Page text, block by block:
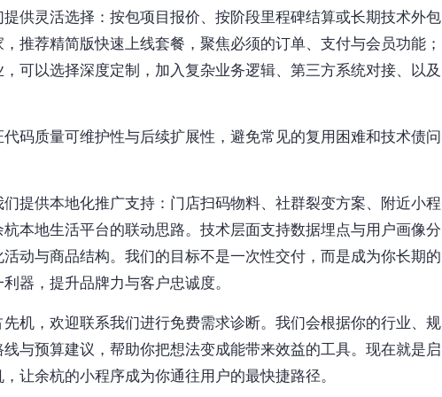
供灵活选择：按包项目报价、按阶段里程碑结算或长期技术外包
推荐精简版快速上线套餐，聚焦必须的订单、支付与会员功能；
可以选择深度定制，加入复杂业务逻辑、第三方系统对接、以及
码质量可维护性与后续扩展性，避免常见的复用困难和技术债问
提供本地化推广支持：门店扫码物料、社群裂变方案、附近小程
本地生活平台的联动思路。技术层面支持数据埋点与用户画像分
动与商品结构。我们的目标不是一次性交付，而是成为你长期的
器，提升品牌力与客户忠诚度。
机，欢迎联系我们进行免费需求诊断。我们会根据你的行业、规
与预算建议，帮助你把想法变成能带来效益的工具。现在就是启
让余杭的小程序成为你通往用户的最快捷路径。